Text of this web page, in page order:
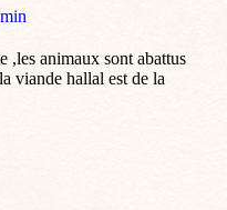
,les animaux sont abattus
viande hallal est de la